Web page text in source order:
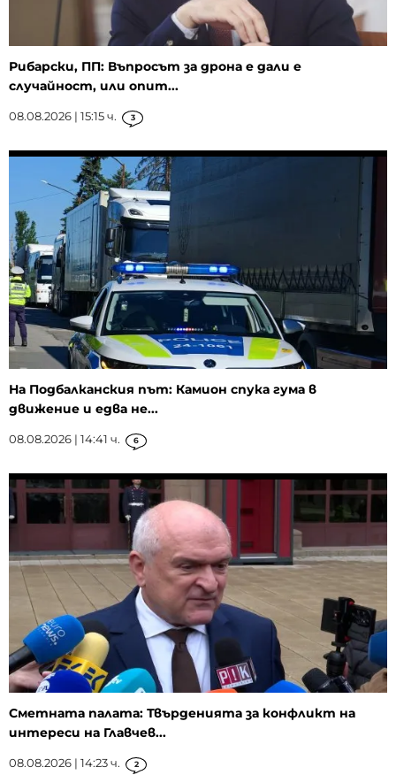
Рибарски, ПП: Въпросът за дрона е дали е
случайност, или опит...
08.08.2026 | 15:15 ч. 3
На Подбалканския път: Камион спука гума в
движение и едва не...
08.08.2026 | 14:41 ч. 6
Сметната палата: Твърденията за конфликт на
интереси на Главчев...
08.08.2026 | 14:23 ч. 2